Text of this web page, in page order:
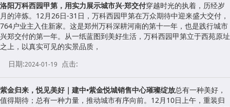
洛阳万科西园甲第，用实力展示城市兴·郑交付穿越时光的执着，历经岁
月的淬炼。12月26日-31日，万科西园甲第在万众期待中迎来盛大交付，
764户业主入住新家。这是郑州万科深耕河南的第十一年，也是践行城市
兴郑交付的第一年。从一纸蓝图到美好生活，万科西园甲第立于西苑原址
之上，以真实可见的实景品质，
日期:2024-01-19 点击:
紫金归来，悦见美好｜建中•紫金悦城销售中心璀璨绽放总有一种美好，
值得期待；总有一种力量，推动城市有序向前。12月10日上午，重装归